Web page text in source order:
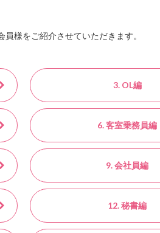
様をご紹介させていただきます。
3. OL編
6. 客室乗務員編
9. 会社員編
12. 秘書編